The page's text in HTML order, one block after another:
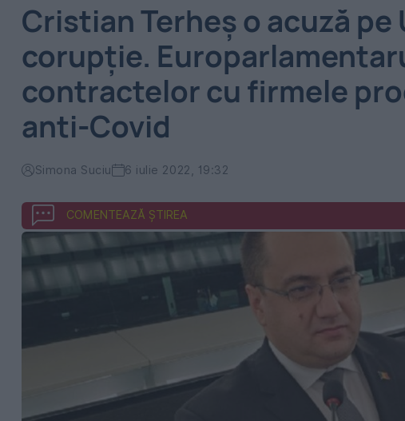
Cristian Terheș o acuză pe
corupție.
contractelor cu firmele
anti-Covid
Simona Suciu 6 iulie 2022, 19:32
COMENTEAZĂ ȘTIREA